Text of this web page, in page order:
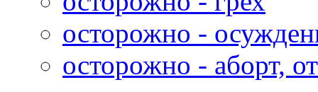
осторожно -
осторожно - аборт,